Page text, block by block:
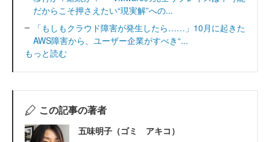
だからこそ押さえたい“現実解”への...
「もしもクラウド障害が発生したら……」10月に起きた
AWS障害から、ユーザー企業がすべき“...
もっと読む
この記事の著者
五味明子（ゴミ アキコ）